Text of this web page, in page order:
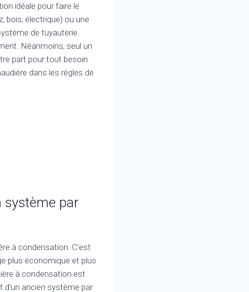
idéale pour faire le
bois, électrique) ou une
de tuyauterie.
Néanmoins, seul un
part pour tout besoin
dans les règles de
système par
à condensation. C’est
plus économique et plus
à condensation est
ancien système par